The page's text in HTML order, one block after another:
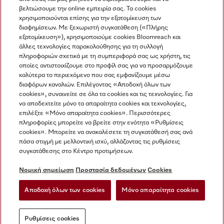
Η εταιρεία μας
Όροι και Προϋποθέσεις
Προστασία δεδομένων
Όροι Χρήσης
Δήλωση Προσβασιμότητας
Νόμος για τις ψηφιακές υπηρεσίες
Ρυθμίσεις cookies
Miele στο Instagram
Miele στο Facebook
Miele στο Youtube
βελτιώσουμε την online εμπειρία σας. Τα cookies
χρησιμοποιούνται επίσης για την εξατομίκευση των
διαφημίσεων. Με ξεχωριστή συγκατάθεση («Πλήρης
εξατομίκευση»), χρησιμοποιούμε cookies Bloomreach και
άλλες τεχνολογίες παρακολούθησης για τη συλλογή
πληροφοριών σχετικά με τη συμπεριφορά σας ως χρήστη, τις
οποίες αντιστοιχίζουμε στο προφίλ σας για να προσαρμόζουμε
καλύτερα το περιεχόμενο που σας εμφανίζουμε μέσω
διαφόρων καναλιών. Επιλέγοντας «Αποδοχή όλων των
cookies», συναινείτε σε όλα τα cookies και τις τεχνολογίες. Για
να αποδεχτείτε μόνο τα απαραίτητα cookies και τεχνολογίες,
επιλέξτε «Μόνο απαραίτητα cookies». Περισσότερες
πληροφορίες μπορείτε να βρείτε στην ενότητα «Ρυθμίσεις
cookies». Μπορείτε να ανακαλέσετε τη συγκατάθεσή σας ανά
πάσα στιγμή με μελλοντική ισχύ, αλλάζοντας τις ρυθμίσεις
συγκατάθεσης στο Κέντρο προτιμήσεων.
Νομική σημείωση Προστασία δεδομένων Cookies
Αποδοχή όλων των cookies Μόνο απαραίτητα cookies
Ρυθμίσεις cookies